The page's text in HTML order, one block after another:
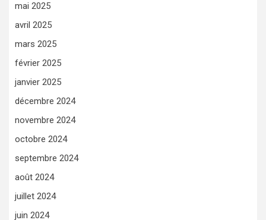
mai 2025
avril 2025
mars 2025
février 2025
janvier 2025
décembre 2024
novembre 2024
octobre 2024
septembre 2024
août 2024
juillet 2024
juin 2024